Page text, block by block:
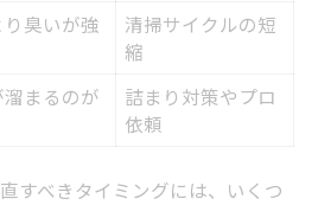
臭いが強
清掃サイクルの短
縮
溜まるのが
詰まり対策やプロ
依頼
すべきタイミングには、いくつ